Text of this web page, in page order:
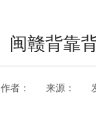
闽赣背靠
作者： 来源：